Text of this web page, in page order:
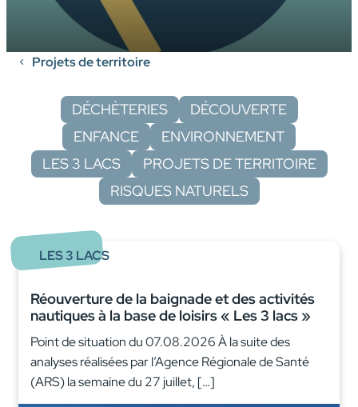
Projets de territoire
DÉCHÈTERIES
DÉCOUVERTE
ENFANCE
ENVIRONNEMENT
LES 3 LACS
PROJETS DE TERRITOIRE
RISQUES NATURELS
LES 3 LACS
Réouverture de la baignade et des activités
nautiques à la base de loisirs « Les 3 lacs »
Point de situation du 07.08.2026 À la suite des
analyses réalisées par l’Agence Régionale de Santé
(ARS) la semaine du 27 juillet, […]